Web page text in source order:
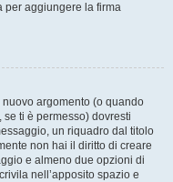
per aggiungere la firma
argomento (o quando
ti è permesso) dovresti
un riquadro dal titolo
non hai il diritto di creare
e almeno due opzioni di
nell’apposito spazio e